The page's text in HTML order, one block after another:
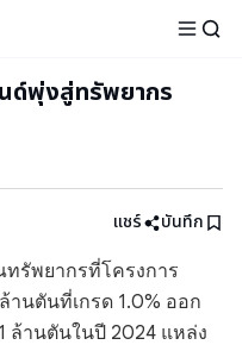
ด์พุ่งสู่ทรัพยากร
แชร์
บันทึก
ทรัพยากรที่โครงการ
านตันที่เกรด 1.0% ออก
ล้านตันในปี 2024 แหล่ง